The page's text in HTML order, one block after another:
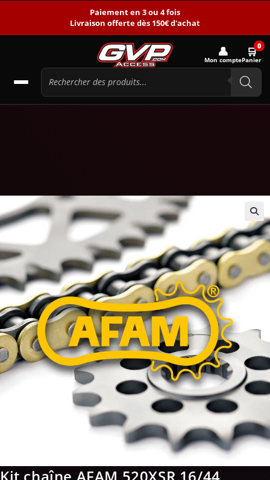
Paiement en 3 ou 4 fois
Livraison offerte dès 150€ d'achat
👤
Mon compte
🛒0
Panier
🔍